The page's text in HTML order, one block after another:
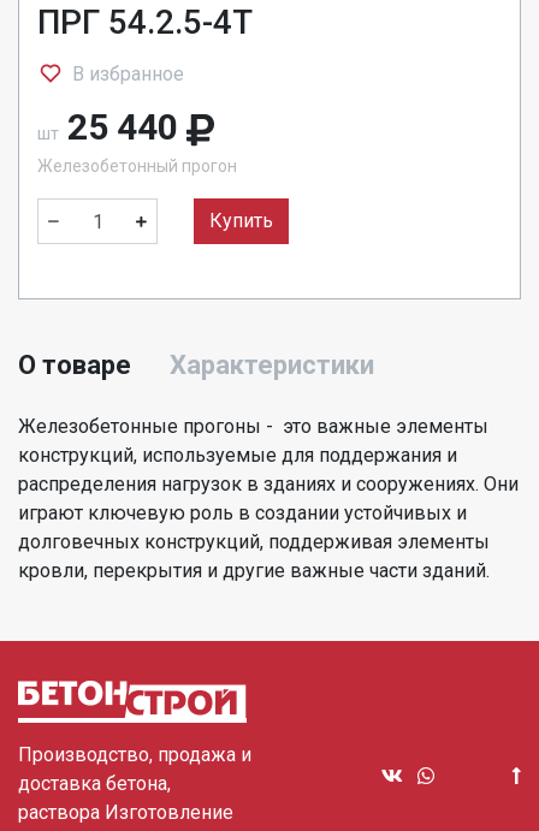
ПРГ 54.2.5-4Т
В избранное
шт 25 440
Железобетонный прогон
Купить
О товаре Характеристики
Железобетонные прогоны - это важные элементы
конструкций, используемые для поддержания и
распределения нагрузок в зданиях и сооружениях. Они
играют ключевую роль в создании устойчивых и
долговечных конструкций, поддерживая элементы
кровли, перекрытия и другие важные части зданий.
Производство, продажа и
доставка бетона,
раствора Изготовление